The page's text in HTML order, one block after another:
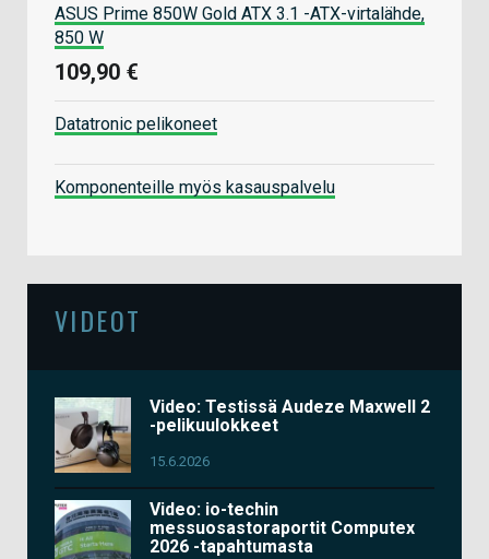
ASUS Prime 850W Gold ATX 3.1 -ATX-virtalähde,
850 W
109,90 €
Datatronic pelikoneet
Komponenteille myös kasauspalvelu
VIDEOT
Video: Testissä Audeze Maxwell 2
-pelikuulokkeet
15.6.2026
Video: io-techin
messuosastoraportit Computex
2026 -tapahtumasta